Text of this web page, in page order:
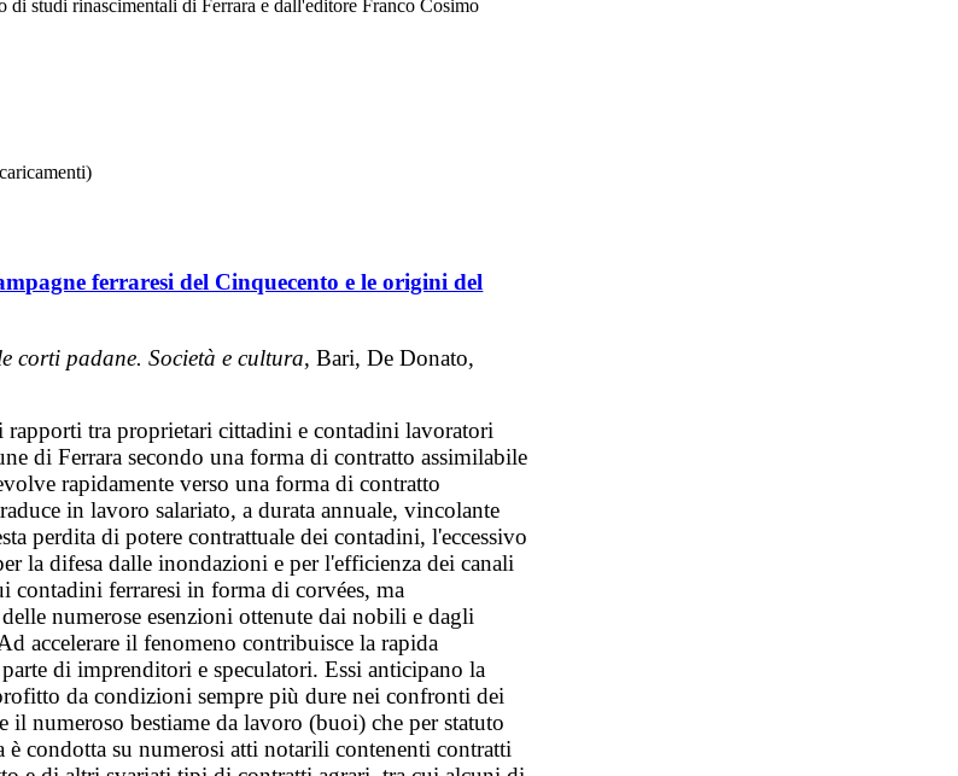
di studi rinascimentali di Ferrara e dall'editore Franco Cosimo
ferraresi del Cinquecento e le origini del
corti padane. Società e cultura, Bari, De Donato,
rapporti tra proprietari cittadini e contadini lavoratori
di Ferrara secondo una forma di contratto assimilabile
rapidamente verso una forma di contratto
in lavoro salariato, a durata annuale, vincolante
perdita di potere contrattuale dei contadini, l'eccessivo
la difesa dalle inondazioni e per l'efficienza dei canali
contadini ferraresi in forma di corvées, ma
delle numerose esenzioni ottenute dai nobili e dagli
accelerare il fenomeno contribuisce la rapida
di imprenditori e speculatori. Essi anticipano la
da condizioni sempre più dure nei confronti dei
il numeroso bestiame da lavoro (buoi) che per statuto
è condotta su numerosi atti notarili contenenti contratti